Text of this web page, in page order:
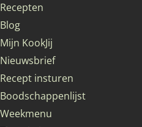
Recepten
Blog
Mijn KookJij
Nieuwsbrief
Recept insturen
Boodschappenlijst
Weekmenu